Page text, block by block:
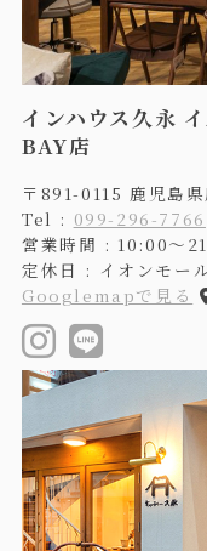
インハウス久永
BAY店
〒891-0115 鹿児島
Tel : 099-296-7766
営業時間 : 10:00〜
定休日 : イオンモー
Googlemapで見る